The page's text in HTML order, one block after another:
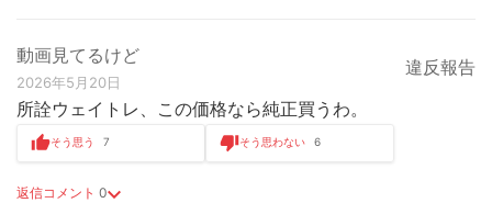
動画見てるけど
2026年5月20日
違反報告
所詮ウェイトレ、この価格なら純正買うわ。
返信コメント 0
そう思う 7 そう思わない 6